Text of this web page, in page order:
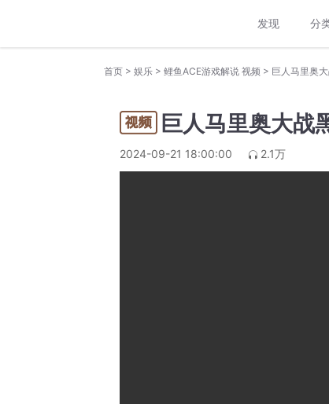
发现 分
首页 > 娱乐 > 鲤鱼ACE游戏解说 视频 > 巨人马里奥
巨人马里奥大战
2024-09-21 18:00:00 2.1万